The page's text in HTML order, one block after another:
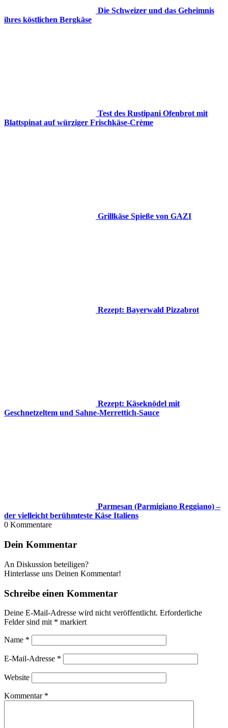
Die Schweizer und das Geheimnis
ihres köstlichen Bergkäse
Test des Rustipani Ofenbrot mit
Blattspinat auf würziger Frischkäse-Crème
Grillkäse Spieße von GAZI
Rezept: Bayerwald Pizzabrot
Rezept: Käseknödel mit
Geschnetzeltem und Sahne-Merrettich-Sauce
Parmesan (Parmigiano Reggiano) –
der vielleicht berühmteste Käse Italiens
0 Kommentare
Dein Kommentar
An Diskussion beteiligen?
Hinterlasse uns Deinen Kommentar!
Schreibe einen Kommentar
Deine E-Mail-Adresse wird nicht veröffentlicht. Erforderliche
Felder sind mit * markiert
Name *
E-Mail-Adresse *
Website
Kommentar *